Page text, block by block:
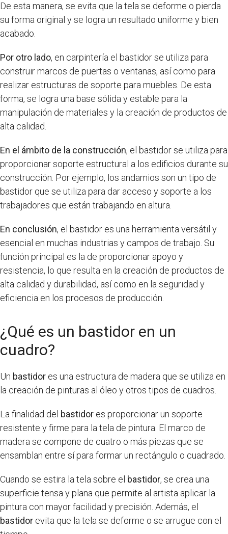
De esta manera, se evita que la tela se deforme o pierda
su forma original y se logra un resultado uniforme y bien
acabado.
Por otro lado, en carpintería el bastidor se utiliza para
construir marcos de puertas o ventanas, así como para
realizar estructuras de soporte para muebles. De esta
forma, se logra una base sólida y estable para la
manipulación de materiales y la creación de productos de
alta calidad.
En el ámbito de la construcción, el bastidor se utiliza para
proporcionar soporte estructural a los edificios durante su
construcción. Por ejemplo, los andamios son un tipo de
bastidor que se utiliza para dar acceso y soporte a los
trabajadores que están trabajando en altura.
En conclusión, el bastidor es una herramienta versátil y
esencial en muchas industrias y campos de trabajo. Su
función principal es la de proporcionar apoyo y
resistencia, lo que resulta en la creación de productos de
alta calidad y durabilidad, así como en la seguridad y
eficiencia en los procesos de producción.
¿Qué es un bastidor en un
cuadro?
Un bastidor es una estructura de madera que se utiliza en
la creación de pinturas al óleo y otros tipos de cuadros.
La finalidad del bastidor es proporcionar un soporte
resistente y firme para la tela de pintura. El marco de
madera se compone de cuatro o más piezas que se
ensamblan entre sí para formar un rectángulo o cuadrado.
Cuando se estira la tela sobre el bastidor, se crea una
superficie tensa y plana que permite al artista aplicar la
pintura con mayor facilidad y precisión. Además, el
bastidor evita que la tela se deforme o se arrugue con el